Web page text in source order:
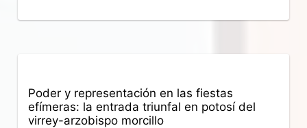
Poder y representación en las fiestas
efímeras: la entrada triunfal en potosí del
virrey-arzobispo morcillo